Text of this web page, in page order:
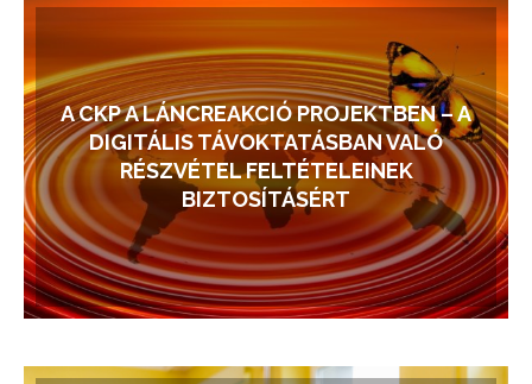
A CKP A LÁNCREAKCIÓ PROJEKTBEN – A
DIGITÁLIS TÁVOKTATÁSBAN VALÓ
RÉSZVÉTEL FELTÉTELEINEK
BIZTOSÍTÁSÉRT